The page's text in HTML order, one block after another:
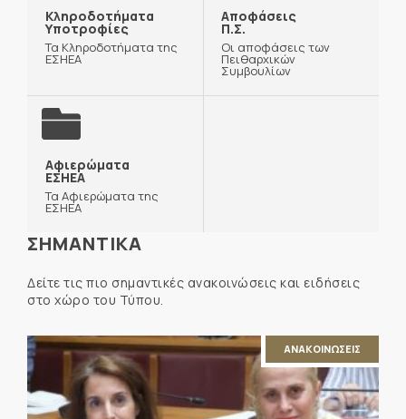
Κληροδοτήματα
Υποτροφίες
Τα Κληροδοτήματα της
ΕΣΗΕΑ
Αποφάσεις
Π.Σ.
Οι αποφάσεις των
Πειθαρχικών
Συμβουλίων
Αφιερώματα
ΕΣΗΕΑ
Τα Αφιερώματα της
ΕΣΗΕΑ
ΣΗΜΑΝΤΙΚΑ
Δείτε τις πιο σημαντικές ανακοινώσεις και ειδήσεις
στο χώρο του Τύπου.
ΑΝΑΚΟΙΝΩΣΕΙΣ